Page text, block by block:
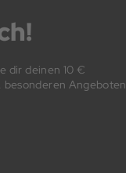
dir deinen 10 €
Angeboten